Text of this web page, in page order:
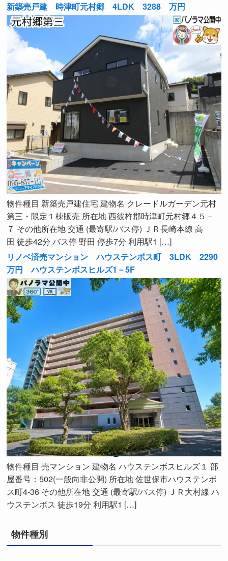
新築売戸建 時津町元村郷 4LDK 3288 万円
物件種目 新築売戸建住宅 建物名 クレードルガーデン元村
第三・限定１棟販売 所在地 西彼杵郡時津町元村郷４５－
７ その他所在地 交通 (最寄駅/バス停) ＪＲ長崎本線 高
田 徒歩42分 バス停 野田 停歩7分 利用駅1 […]
リノベ済売マンション ハウステンボス町 3LDK 2290
万円 ハウステンボスヒルズ1－5F
物件種目 売マンション 建物名 ハウステンボスヒルズ１ 部
屋番号：502(一般向非公開) 所在地 佐世保市ハウステンボ
ス町4-36 その他所在地 交通 (最寄駅/バス停) ＪＲ大村線 ハ
ウステンボス 徒歩19分 利用駅1 […]
物件種別